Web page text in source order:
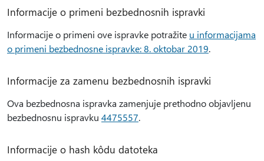
Informacije o primeni bezbednosnih ispravki
Informacije o primeni ove ispravke potražite u informacijama
o primeni bezbednosne ispravke: 8. oktobar 2019.
Informacije za zamenu bezbednosnih ispravki
Ova bezbednosna ispravka zamenjuje prethodno objavljenu
bezbednosnu ispravku 4475557.
Informacije o hash kôdu datoteka